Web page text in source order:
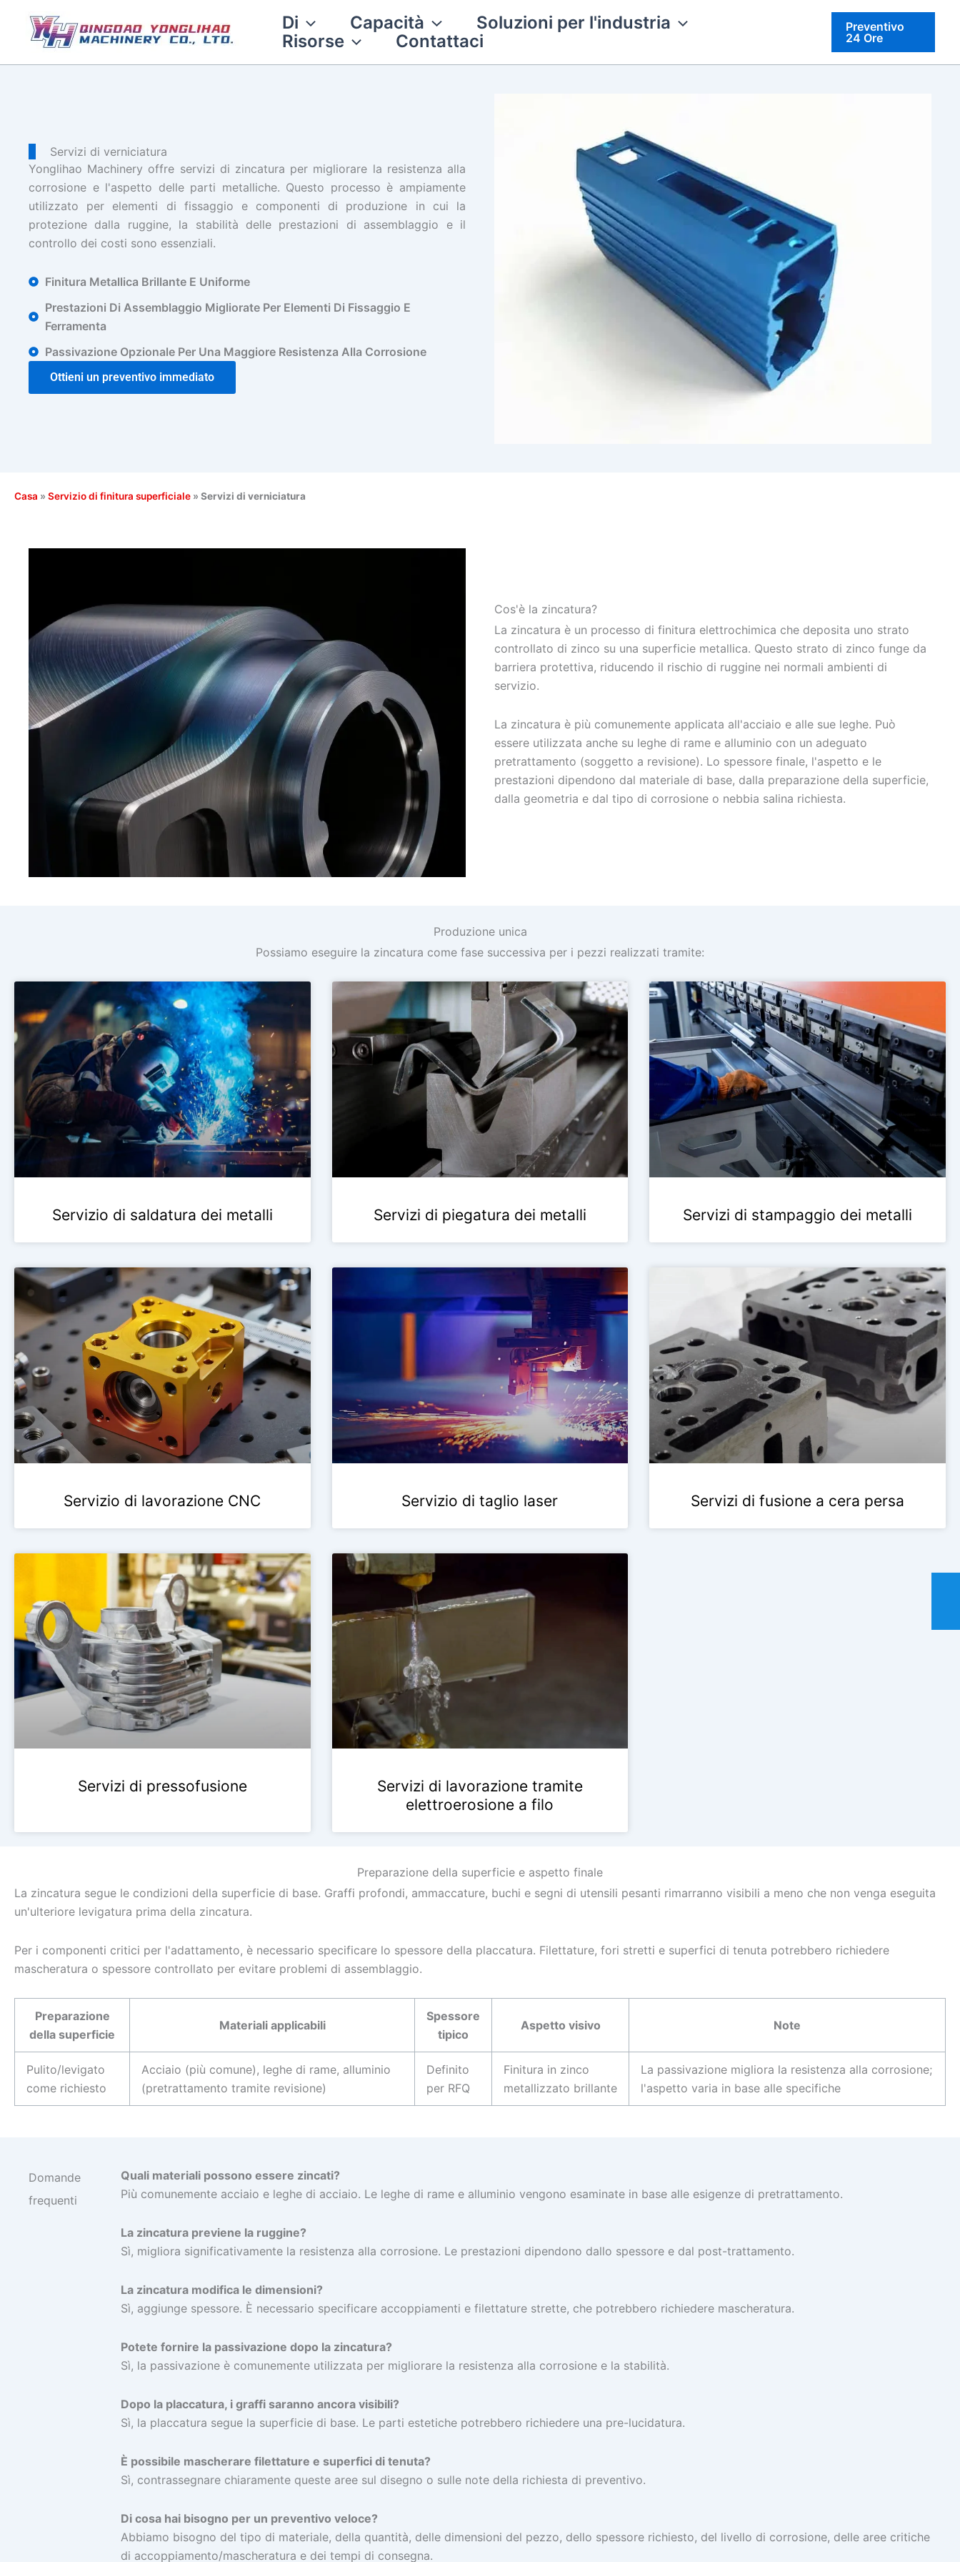
contenuto
Di Capacità
Soluzioni per l'industria
Risorse
Contattaci
Preventivo
24 Ore
Servizi di verniciatura
Yonglihao Machinery offre servizi di zincatura per migliorare la resistenza alla
corrosione e l'aspetto delle parti metalliche. Questo processo è ampiamente
utilizzato per elementi di fissaggio e componenti di produzione in cui la
protezione dalla ruggine, la stabilità delle prestazioni di assemblaggio e il
controllo dei costi sono essenziali.
Finitura Metallica Brillante E Uniforme
Prestazioni Di Assemblaggio Migliorate Per Elementi Di Fissaggio E
Ferramenta
Passivazione Opzionale Per Una Maggiore Resistenza Alla Corrosione
Ottieni un preventivo immediato
Casa » Servizio di finitura superficiale » Servizi di verniciatura
Cos'è la zincatura?
La zincatura è un processo di finitura elettrochimica che deposita uno strato
controllato di zinco su una superficie metallica. Questo strato di zinco funge da
barriera protettiva, riducendo il rischio di ruggine nei normali ambienti di
servizio.
La zincatura è più comunemente applicata all'acciaio e alle sue leghe. Può
essere utilizzata anche su leghe di rame e alluminio con un adeguato
pretrattamento (soggetto a revisione). Lo spessore finale, l'aspetto e le
prestazioni dipendono dal materiale di base, dalla preparazione della superficie,
dalla geometria e dal tipo di corrosione o nebbia salina richiesta.
Produzione unica
Possiamo eseguire la zincatura come fase successiva per i pezzi realizzati tramite:
Servizio di saldatura dei metalli Servizi di piegatura dei metalli Servizi di stampaggio dei metalli
Servizio di lavorazione CNC Servizio di taglio laser Servizi di fusione a cera persa
Servizi di pressofusione
Servizi di lavorazione tramite
elettroerosione a filo
Preparazione della superficie e aspetto finale
La zincatura segue le condizioni della superficie di base. Graffi profondi, ammaccature, buchi e segni di utensili pesanti rimarranno visibili a meno che non venga eseguita
un'ulteriore levigatura prima della zincatura.
Per i componenti critici per l'adattamento, è necessario specificare lo spessore della placcatura. Filettature, fori stretti e superfici di tenuta potrebbero richiedere
mascheratura o spessore controllato per evitare problemi di assemblaggio.
Preparazione
della superficie
Materiali applicabili
Spessore
tipico
Aspetto visivo Note
Pulito/levigato
come richiesto
Acciaio (più comune), leghe di rame, alluminio
(pretrattamento tramite revisione)
Definito
per RFQ
Finitura in zinco
metallizzato brillante
La passivazione migliora la resistenza alla corrosione;
l'aspetto varia in base alle specifiche
Domande
frequenti
Quali materiali possono essere zincati?
Più comunemente acciaio e leghe di acciaio. Le leghe di rame e alluminio vengono esaminate in base alle esigenze di pretrattamento.
La zincatura previene la ruggine?
Sì, migliora significativamente la resistenza alla corrosione. Le prestazioni dipendono dallo spessore e dal post-trattamento.
La zincatura modifica le dimensioni?
Sì, aggiunge spessore. È necessario specificare accoppiamenti e filettature strette, che potrebbero richiedere mascheratura.
Potete fornire la passivazione dopo la zincatura?
Sì, la passivazione è comunemente utilizzata per migliorare la resistenza alla corrosione e la stabilità.
Dopo la placcatura, i graffi saranno ancora visibili?
Sì, la placcatura segue la superficie di base. Le parti estetiche potrebbero richiedere una pre-lucidatura.
È possibile mascherare filettature e superfici di tenuta?
Sì, contrassegnare chiaramente queste aree sul disegno o sulle note della richiesta di preventivo.
Di cosa hai bisogno per un preventivo veloce?
Abbiamo bisogno del tipo di materiale, della quantità, delle dimensioni del pezzo, dello spessore richiesto, del livello di corrosione, delle aree critiche
di accoppiamento/mascheratura e dei tempi di consegna.